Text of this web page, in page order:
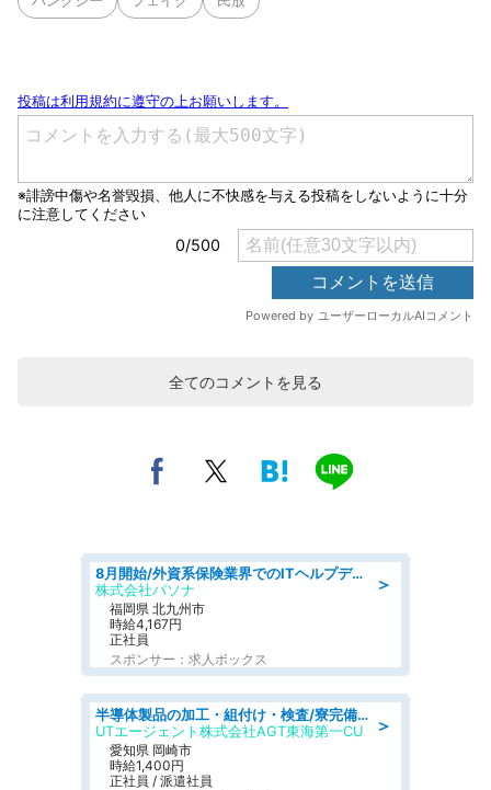
全てのコメントを見る
＞
8月開始/外資系保険業界でのITヘルプデスク業務/駅近/即日勤務可/ヘルプデスク
株式会社パソナ
福岡県 北九州市
時給4,167円
正社員
スポンサー：求人ボックス
＞
半導体製品の加工・組付け・検査/寮完備/日勤/日払い/工場・製造
UTエージェント株式会社AGT東海第一CU
愛知県 岡崎市
時給1,400円
正社員 / 派遣社員